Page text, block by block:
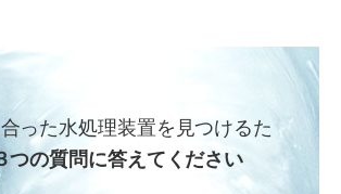
った水処理装置を見つけるた
つの質問に答えてください